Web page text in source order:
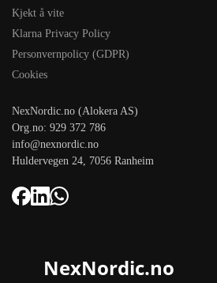
Kjekt å vite
Klarna Privacy Policy
Personvernpolicy (GDPR)
Cookies
NexNordic.no (Alokera AS)
Org.no: 929 372 786
info@nexnordic.no
Huldervegen 24, 7056 Ranheim
NexNordic.no